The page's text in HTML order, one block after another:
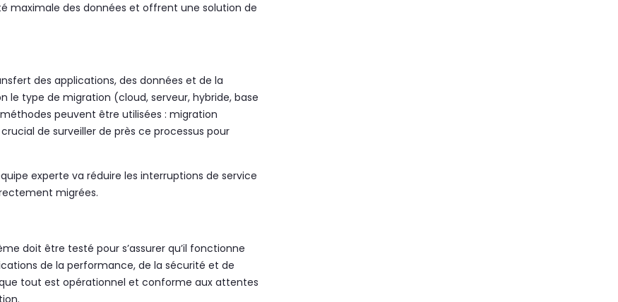
maximale des données et offrent une solution de
des applications, des données et de la
le type de migration (cloud, serveur, hybride, base
peuvent être utilisées : migration
de surveiller de près ce processus pour
experte va réduire les interruptions de service
migrées.
doit être testé pour s’assurer qu’il fonctionne
de la performance, de la sécurité et de
tout est opérationnel et conforme aux attentes